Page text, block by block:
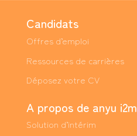
Candidats
Offres d’emploi
Ressources de carrières
Déposez votre CV
A propos de anyu i2m
Solution d’intérim